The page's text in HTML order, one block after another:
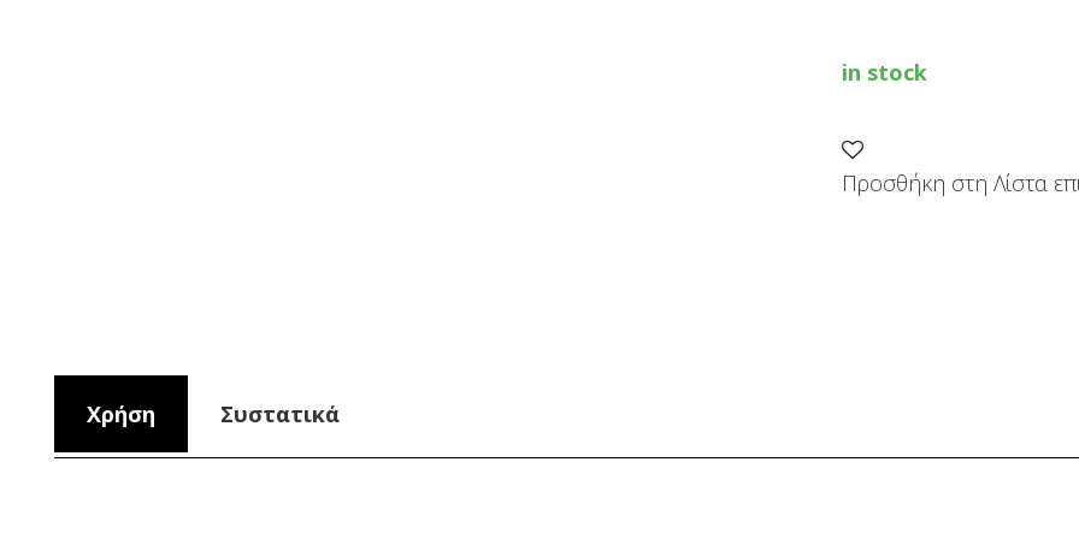
DA
quantity
in stock
Προσθήκη στη Λίστα
Χρήση Συστατικά